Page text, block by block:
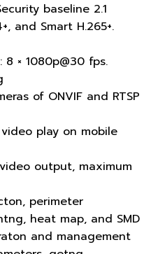
baseline 2.1
and Smart H.265+.
× 1080p@30 fps.
of ONVIF and RTSP
play on mobile
output, maximum
perimeter
heat map, and SMD
and management